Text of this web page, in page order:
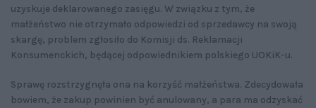
uzyskuje deklarowanego zasięgu. W związku z tym, że
małżeństwo nie otrzymało odpowiedzi od sprzedawcy na swoją
skargę, problem zgłosiło do Komisji ds. Reklamacji
Konsumenckich, będącej odpowiednikiem polskiego UOKiK-u.
Sprawę rozstrzygnęła ona na korzyść małżeństwa. Zdecydowała
bowiem, że zakup powinien być anulowany, a para ma odzyskać